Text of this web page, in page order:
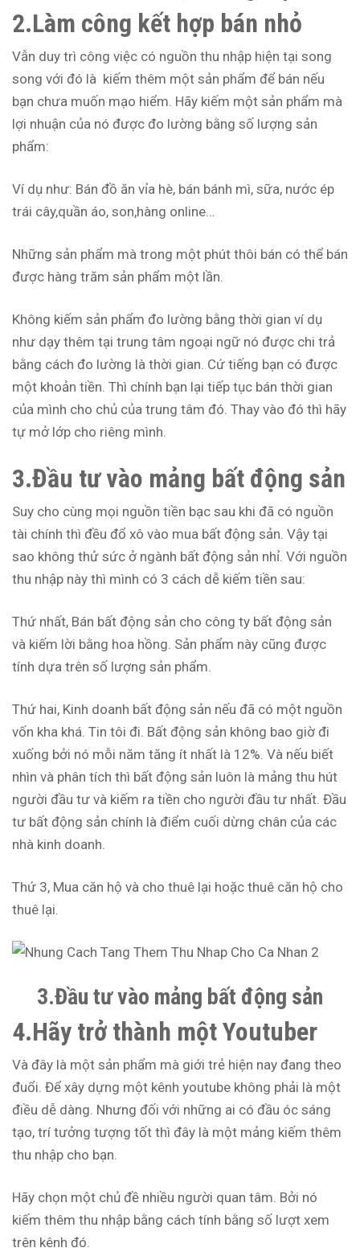
2.Làm công kết hợp bán nhỏ
Vẫn duy trì công việc có nguồn thu nhập hiện tại song
song với đó là kiếm thêm một sản phẩm để bán nếu
bạn chưa muốn mạo hiểm. Hãy kiếm một sản phẩm mà
lợi nhuận của nó được đo lường bằng số lượng sản
phẩm:
Ví dụ như: Bán đồ ăn vỉa hè, bán bánh mì, sữa, nước ép
trái cây,quần áo, son,hàng online…
Những sản phẩm mà trong một phút thôi bán có thể bán
được hàng trăm sản phẩm một lần.
Không kiếm sản phẩm đo lường bằng thời gian ví dụ
như dạy thêm tại trung tâm ngoại ngữ nó được chi trả
bằng cách đo lường là thời gian. Cứ tiếng bạn có được
một khoản tiền. Thì chính bạn lại tiếp tục bán thời gian
của mình cho chủ của trung tâm đó. Thay vào đó thì hãy
tự mở lớp cho riêng mình.
3.Đầu tư vào mảng bất động sản
Suy cho cùng mọi nguồn tiền bạc sau khi đã có nguồn
tài chính thì đều đổ xô vào mua bất động sản. Vậy tại
sao không thử sức ở ngành bất động sản nhỉ. Với nguồn
thu nhập này thì mình có 3 cách dễ kiếm tiền sau:
Thứ nhất, Bán bất động sản cho công ty bất động sản
và kiếm lời bằng hoa hồng. Sản phẩm này cũng được
tính dựa trên số lượng sản phẩm.
Thứ hai, Kinh doanh bất động sản nếu đã có một nguồn
vốn kha khá. Tin tôi đi. Bất động sản không bao giờ đi
xuống bởi nó mỗi năm tăng ít nhất là 12%. Và nếu biết
nhìn và phân tích thì bất động sản luôn là mảng thu hút
người đầu tư và kiếm ra tiền cho người đầu tư nhất. Đầu
tư bất động sản chính là điểm cuối dừng chân của các
nhà kinh doanh.
Thứ 3, Mua căn hộ và cho thuê lại hoặc thuê căn hộ cho
thuê lại.
3.Đầu tư vào mảng bất động sản
4.Hãy trở thành một Youtuber
Và đây là một sản phẩm mà giới trẻ hiện nay đang theo
đuổi. Để xây dựng một kênh youtube không phải là một
điều dễ dàng. Nhưng đối với những ai có đầu óc sáng
tạo, trí tưởng tượng tốt thì đây là một mảng kiếm thêm
thu nhập cho bạn.
Hãy chọn một chủ đề nhiều người quan tâm. Bởi nó
kiếm thêm thu nhập bằng cách tính bằng số lượt xem
trên kênh đó.